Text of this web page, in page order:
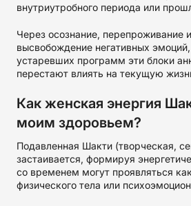
внутриутробного периода или
Через осознание, перепроживание
высвобождение негативных
устаревших программ эти блоки
перестают влиять на текущую
Как женская энергия
моим здоровьем?
Подавленная Шакти (творческая,
застаивается, формируя
со временем могут проявляться
физического тела или